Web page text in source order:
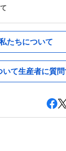
たちについて
いて生産者に質問